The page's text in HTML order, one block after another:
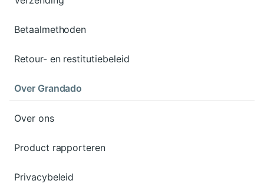
Betaalmethoden
Retour- en restitutiebeleid
Over Grandado
Over ons
Product rapporteren
Privacybeleid